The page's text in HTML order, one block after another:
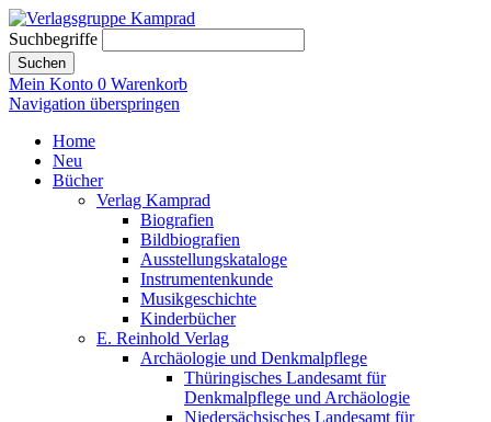
Suchbegriffe
Suchen
Mein Konto 0 Warenkorb
Navigation überspringen
Home
Neu
Bücher
Verlag Kamprad
Biografien
Bildbiografien
Ausstellungskataloge
Instrumentenkunde
Musikgeschichte
Kinderbücher
E. Reinhold Verlag
Archäologie und Denkmalpflege
Thüringisches Landesamt für
Denkmalpflege und Archäologie
Niedersächsisches Landesamt für